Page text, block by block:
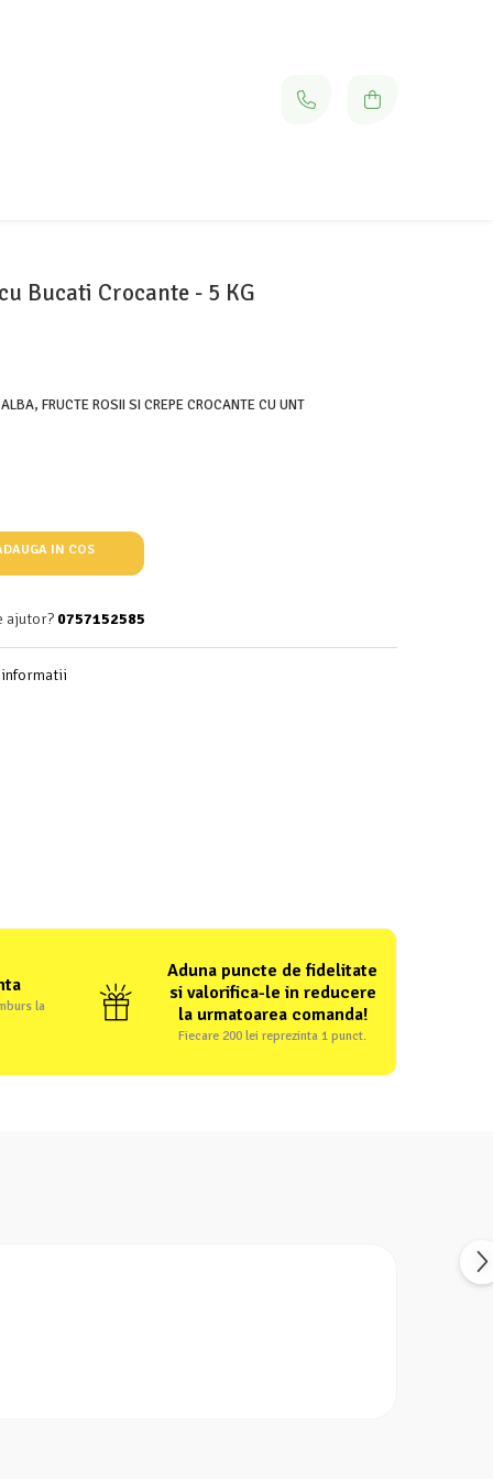
Bucati Crocante - 5 KG
FRUCTE ROSII SI CREPE CROCANTE CU UNT
IN COS
ajutor? 0757152585
informatii
la
Aduna puncte de fidelitate
si valorifica-le in reducere
la urmatoarea comanda!
Fiecare 200 lei reprezinta 1 punct.